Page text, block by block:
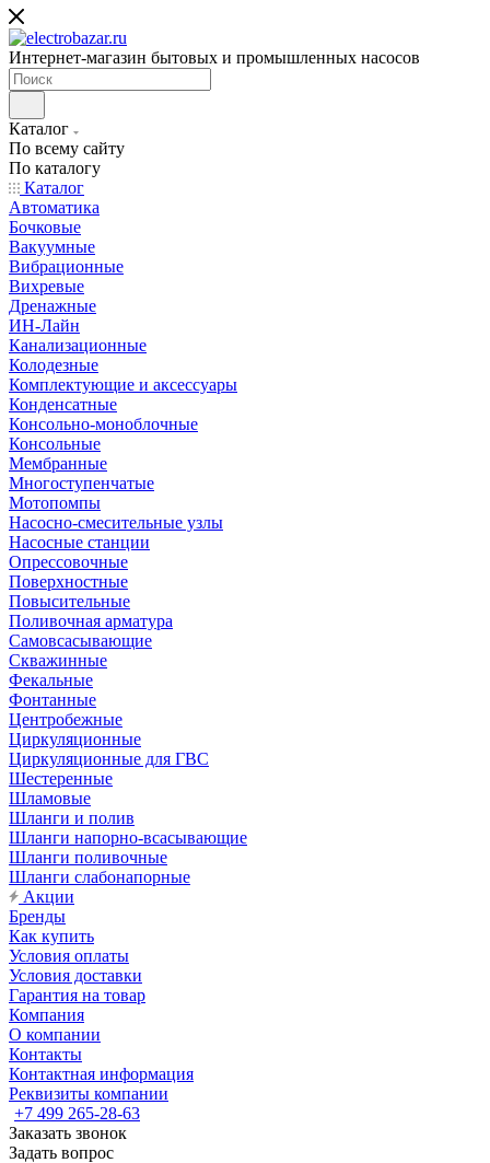
Интернет-магазин бытовых и промышленных насосов
Каталог
По всему сайту
По каталогу
Каталог
Автоматика
Бочковые
Вакуумные
Вибрационные
Вихревые
Дренажные
ИН-Лайн
Канализационные
Колодезные
Комплектующие и аксессуары
Конденсатные
Консольно-моноблочные
Консольные
Мембранные
Многоступенчатые
Мотопомпы
Насосно-смесительные узлы
Насосные станции
Опрессовочные
Поверхностные
Повысительные
Поливочная арматура
Самовсасывающие
Скважинные
Фекальные
Фонтанные
Центробежные
Циркуляционные
Циркуляционные для ГВС
Шестеренные
Шламовые
Шланги и полив
Шланги напорно-всасывающие
Шланги поливочные
Шланги слабонапорные
Акции
Бренды
Как купить
Условия оплаты
Условия доставки
Гарантия на товар
Компания
О компании
Контакты
Контактная информация
Реквизиты компании
+7 499 265-28-63
Заказать звонок
Задать вопрос